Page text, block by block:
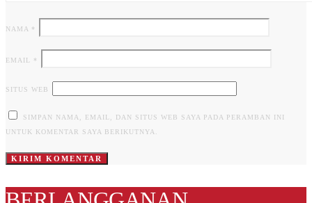
NAMA *
EMAIL *
SITUS WEB
SIMPAN NAMA, EMAIL, DAN SITUS WEB SAYA PADA PERAMBAN INI
UNTUK KOMENTAR SAYA BERIKUTNYA.